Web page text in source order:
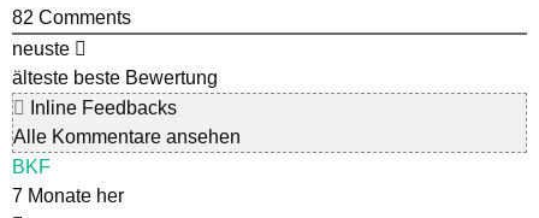
82 Comments
neuste
älteste beste Bewertung
Inline Feedbacks
Alle Kommentare ansehen
BKF
7 Monate her